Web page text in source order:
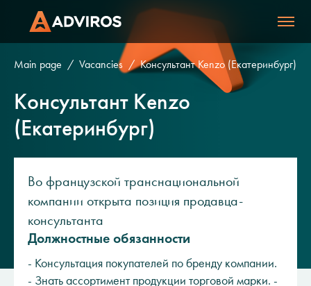
Main page Vacancies Консультант Kenzo (Екатеринбург)
Консультант Kenzo
(Екатеринбург)
Во французской транснациональной
компании открыта позиция продавца-
консультанта
Должностные обязанности
- Консультация покупателей по бренду компании.
- Знать ассортимент продукции торговой марки. -